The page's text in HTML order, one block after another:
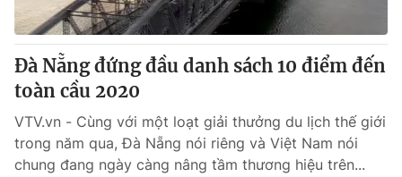
VTV4 Vươn mình bằng AI
VTV9
Liên hệ tòa soạn English
Đà Nẵng đứng đầu danh sách 10 điểm đến
toàn cầu 2020
VTV.vn - Cùng với một loạt giải thưởng du lịch thế giới
trong năm qua, Đà Nẵng nói riêng và Việt Nam nói
chung đang ngày càng nâng tầm thương hiệu trên...